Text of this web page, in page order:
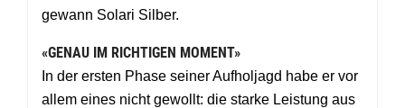
gewann Solari Silber.
«GENAU IM RICHTIGEN MOMENT»
In der ersten Phase seiner Aufholjagd habe er vor
allem eines nicht gewollt: die starke Leistung aus